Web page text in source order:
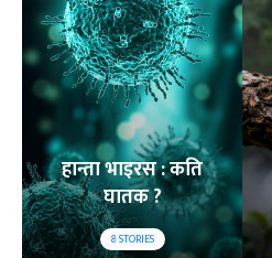
हान्ता भाइरस : कति
घातक ?
8STORIES